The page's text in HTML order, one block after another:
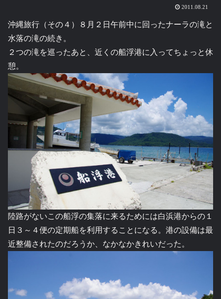
2011.08.21
沖縄旅行（その４）８月２日午前中に回ったナーラの滝と
水落の滝の続き。
２つの滝を巡ったあと、近くの船浮港に入ってちょっと休
憩。
陸路がないこの船浮の集落に来るためには白浜港からの１
日３～４便の定期船を利用することになる。港の設備は最
近整備されたのだろうか、なかなかきれいだった。